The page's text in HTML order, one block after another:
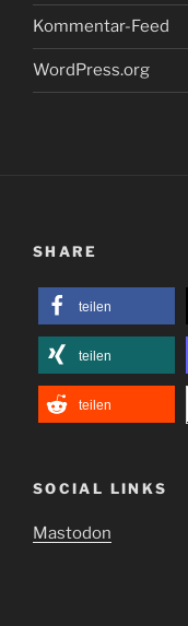
Kommentar-Feed
WordPress.org
SHARE
teilen
teilen
teilen
SOCIAL LINKS
Mastodon